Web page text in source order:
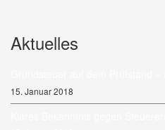
Aktuelles
15. Januar 2018